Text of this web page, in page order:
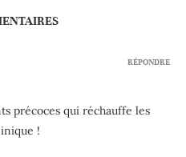
précoces qui réchauffe les
!
RÉPONDRE